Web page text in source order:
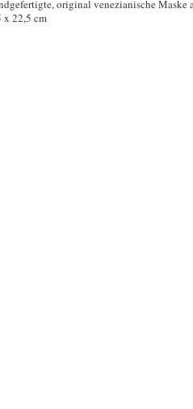
original venezianische Maske
x 22,5 cm